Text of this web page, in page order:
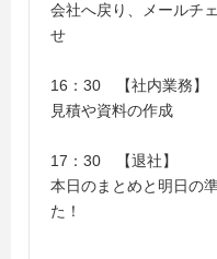
会社へ戻り、メールチ
せ
16：30 【社内業務】
見積や資料の作成
17：30 【退社】
本日のまとめと明日の
た！